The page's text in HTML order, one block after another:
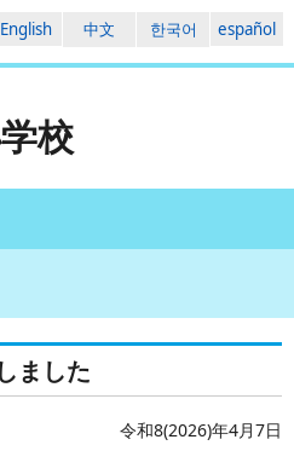
English 中文 한국어 español
校
ました
令和8(2026)年4月7日